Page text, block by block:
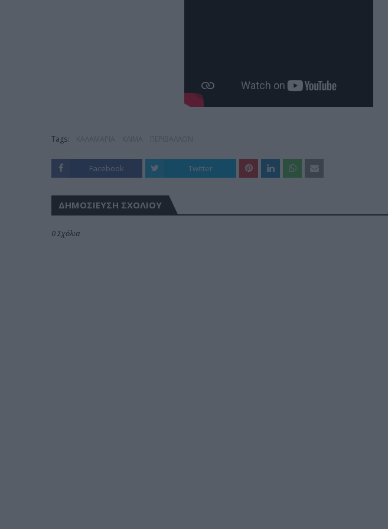
Tags:
Facebook Twitter
ΔΗΜΟΣΊΕΥΣΗ ΣΧΟΛΊΟΥ
0 Σχόλια